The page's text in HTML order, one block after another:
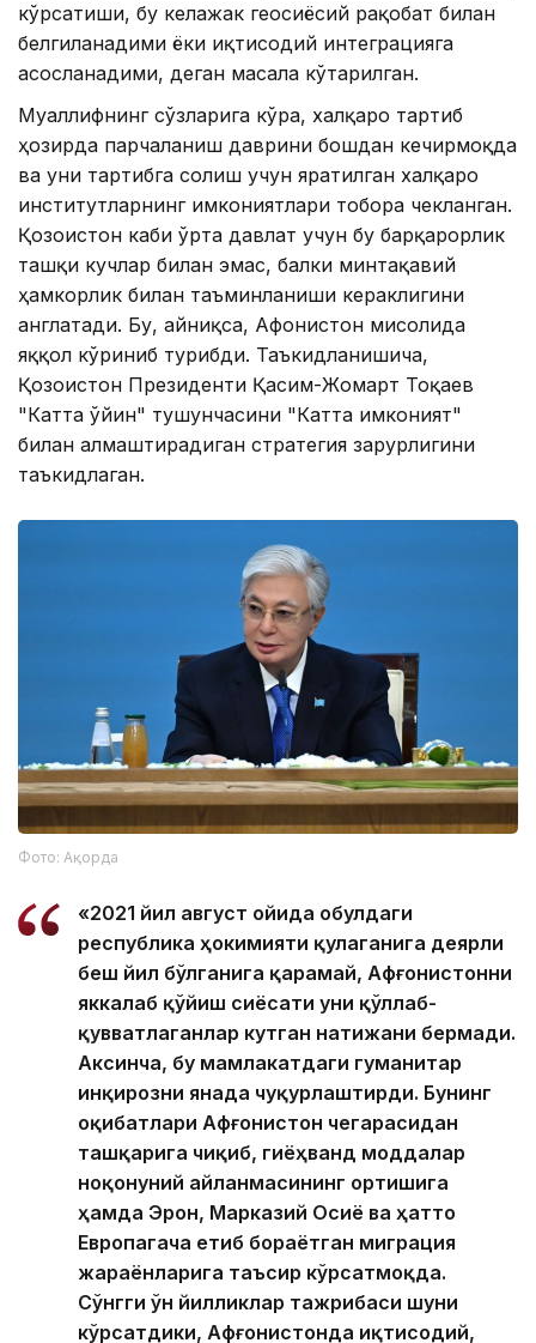
кўрсатиши, бу келажак геосиёсий рақобат билан
белгиланадими ёки иқтисодий интеграцияга
асосланадими, деган масала кўтарилган.
Муаллифнинг сўзларига кўра, халқаро тартиб
ҳозирда парчаланиш даврини бошдан кечирмоқда
ва уни тартибга солиш учун яратилган халқаро
институтларнинг имкониятлари тобора чекланган.
Қозоғистон каби ўрта давлат учун бу барқарорлик
ташқи кучлар билан эмас, балки минтақавий
ҳамкорлик билан таъминланиши кераклигини
англатади. Бу, айниқса, Афғонистон мисолида
яққол кўриниб турибди. Таъкидланишича,
Қозоғистон Президенти Қасим-Жомарт Тоқаев
"Катта ўйин" тушунчасини "Катта имконият"
билан алмаштирадиган стратегия зарурлигини
таъкидлаган.
Фото: Ақорда
«2021 йил август ойида Қобулдаги
республика ҳокимияти қулаганига деярли
беш йил бўлганига қарамай, Афғонистонни
яккалаб қўйиш сиёсати уни қўллаб-
қувватлаганлар кутган натижани бермади.
Аксинча, бу мамлакатдаги гуманитар
инқирозни янада чуқурлаштирди. Бунинг
оқибатлари Афғонистон чегарасидан
ташқарига чиқиб, гиёҳванд моддалар
ноқонуний айланмасининг ортишига
ҳамда Эрон, Марказий Осиё ва ҳатто
Европагача етиб бораётган миграция
жараёнларига таъсир кўрсатмоқда.
Сўнгги ўн йилликлар тажрибаси шуни
кўрсатдики, Афғонистонда иқтисодий,